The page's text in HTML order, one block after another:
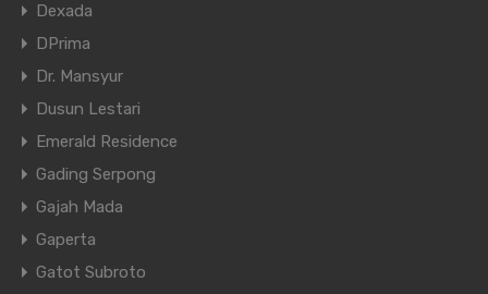
Dexada
DPrima
Dr. Mansyur
Dusun Lestari
Emerald Residence
Gading Serpong
Gajah Mada
Gaperta
Gatot Subroto